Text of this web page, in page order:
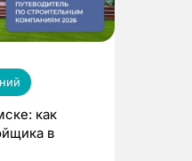
как
в